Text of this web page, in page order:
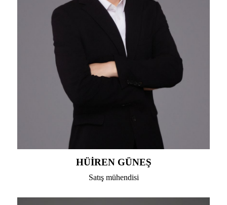
HÜİREN GÜNEŞ
Satış mühendisi